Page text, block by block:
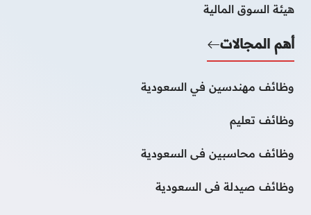
هيئة السوق المالية
أهم المجالات
وظائف مهندسين في السعودية
وظائف تعليم
وظائف محاسبين فى السعودية
وظائف صيدلة فى السعودية